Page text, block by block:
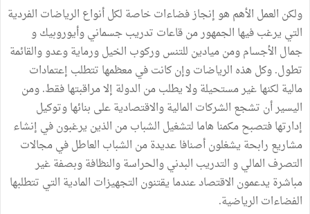
ولكن العمل الأهم هو إنجاز فضاءات خاصة لكل أنواع الرياضات الفردية
التي يرغب فيها الجمهور من قاعات تدريب جسماني وأيوروبيك و
جمال الأجسام ومن ميادين للتنس وركوب الخيل ورماية وعدو والقائمة
تطول. وكل هذه الرياضات وإن كانت في معظمها تتطلب إعتمادات
مالية لكنها غير مستحيلة ولا يطلب من الدولة إلا مراقبتها فقط. ومن
اليسير أن تشجع الشركات المالية والاقتصادية على بنائها وتوكيل
إدارتها فتصبح مكمنا هاما لتشغيل الشباب من الذين يرغبون في إنشاء
مشاريع رابحة يشغلون أصنافا عديدة من الشباب العاطل في مجالات
التصرف المالي و التدريب البدني والحراسة والنظافة وبصفة غير
مباشرة يدعمون الاقتصاد عندما يقتنون التجهيزات المادية التي تتطلبها
الفضاءات الرياضية.